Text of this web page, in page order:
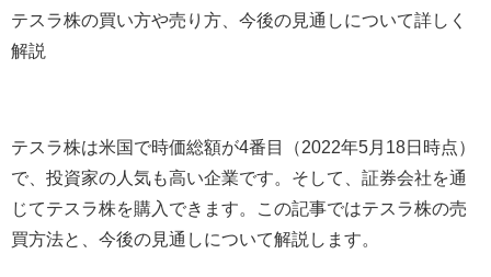
テスラ株の買い方や売り方、今後の見通しについて詳しく
解説
テスラ株は米国で時価総額が4番目（2022年5 月 18日時点）
で、投資家の人気も高い企業です。そして、証券会社を通
じてテスラ株を購入できます。この記事ではテスラ株の売
買方法と、今後の見通しについて解説します。